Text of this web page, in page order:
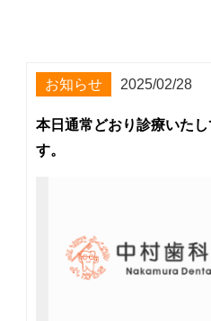
お知らせ 2025/02/28
本日通常どおり診療いたし
す。